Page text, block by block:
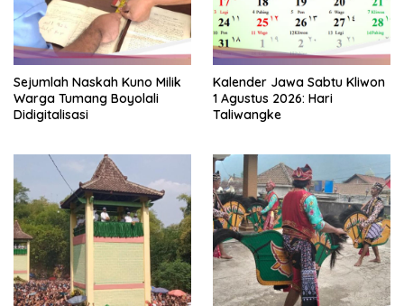
Sejumlah Naskah Kuno Milik
Warga Tumang Boyolali
Didigitalisasi
Kalender Jawa Sabtu Kliwon
1 Agustus 2026: Hari
Taliwangke